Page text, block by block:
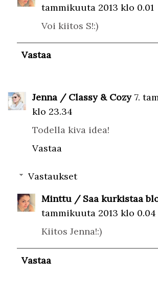
tammikuuta 2013 klo 0.01
Voi kiitos S!:)
Vastaa
Jenna / Classy & Cozy 7.
klo 23.34
Todella kiva idea!
Vastaa
Vastaukset
Minttu / Saa kurkistaa
tammikuuta 2013 klo 0.04
Kiitos Jenna!:)
Vastaa